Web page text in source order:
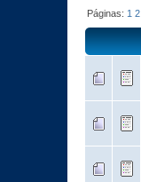
Páginas: 1 2